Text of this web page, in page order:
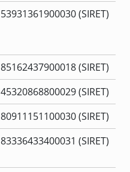
53931361900030 (SIRET)
85162437900018 (SIRET)
45320868800029 (SIRET)
80911151100030 (SIRET)
83336433400031 (SIRET)